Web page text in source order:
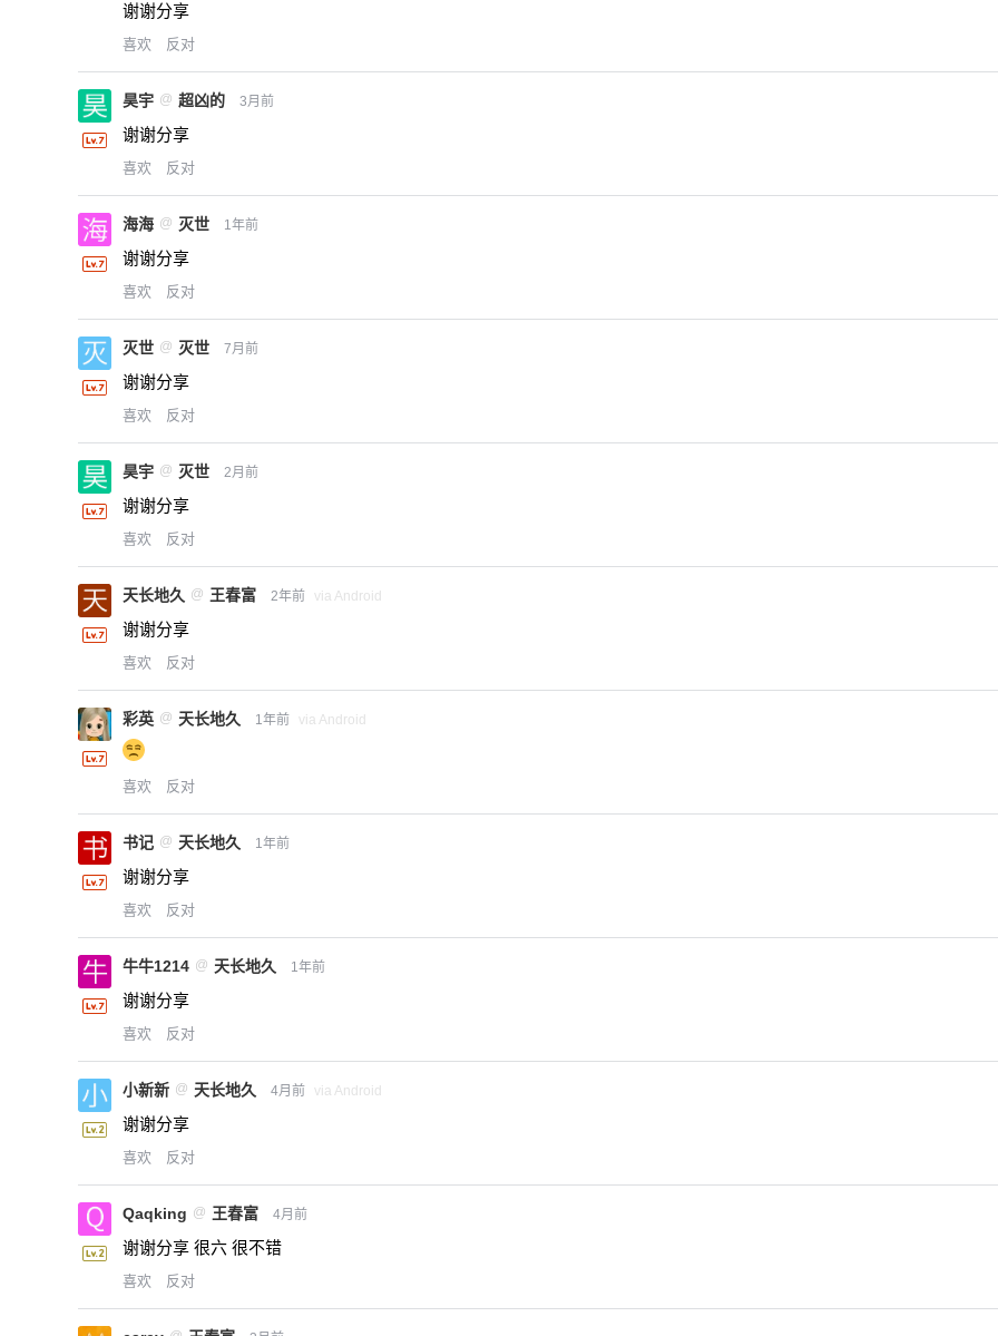
谢谢分享
喜欢 反对
昊宇 @ 超凶的 3月前
谢谢分享
喜欢 反对
海海 @ 灭世 1年前
谢谢分享
喜欢 反对
灭世 @ 灭世 7月前
谢谢分享
喜欢 反对
昊宇 @ 灭世 2月前
谢谢分享
喜欢 反对
天长地久 @ 王春富 2年前 via Android
谢谢分享
喜欢 反对
彩英 @ 天长地久 1年前 via Android
喜欢 反对
书记 @ 天长地久 1年前
谢谢分享
喜欢 反对
牛牛1214 @ 天长地久 1年前
谢谢分享
喜欢 反对
小新新 @ 天长地久 4月前 via Android
谢谢分享
喜欢 反对
Qaqking @ 王春富 4月前
谢谢分享 很六 很不错
喜欢 反对